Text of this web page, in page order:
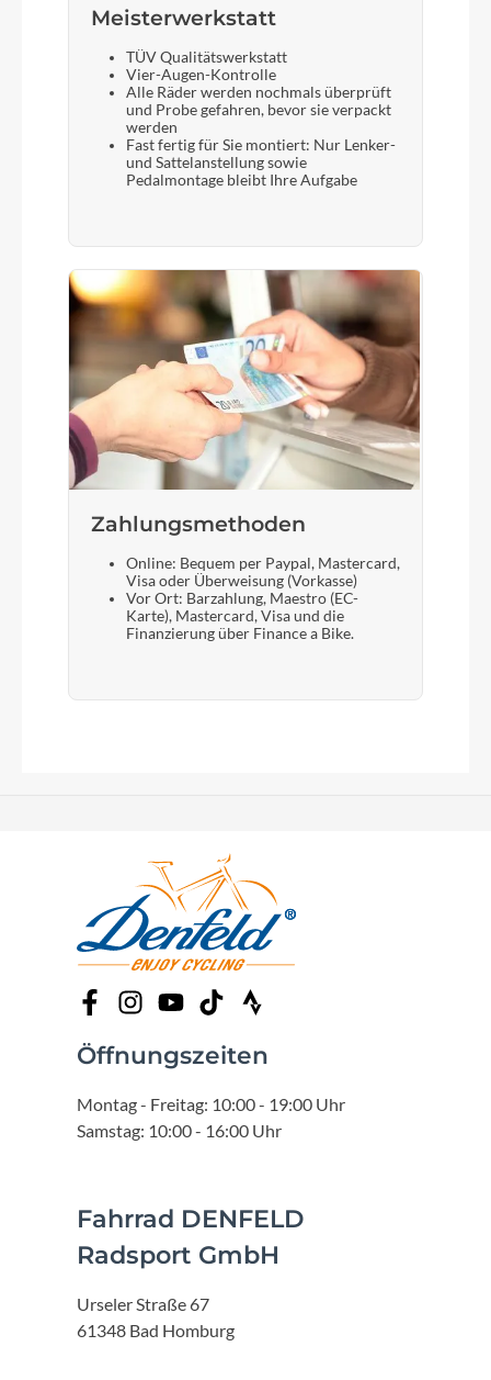
Meisterwerkstatt
TÜV Qualitätswerkstatt
Vier-Augen-Kontrolle
Alle Räder werden nochmals überprüft
und Probe gefahren, bevor sie verpackt
werden
Fast fertig für Sie montiert: Nur Lenker-
und Sattelanstellung sowie
Pedalmontage bleibt Ihre Aufgabe
Zahlungsmethoden
Online: Bequem per Paypal, Mastercard,
Visa oder Überweisung (Vorkasse)
Vor Ort: Barzahlung, Maestro (EC-
Karte), Mastercard, Visa und die
Finanzierung über Finance a Bike.
Öffnungszeiten
Montag - Freitag: 10:00 - 19:00 Uhr
Samstag: 10:00 - 16:00 Uhr
Fahrrad DENFELD
Radsport GmbH
Urseler Straße 67
61348 Bad Homburg